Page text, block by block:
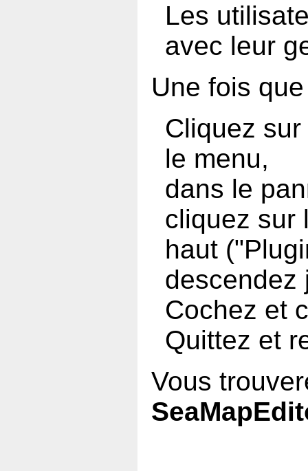
Les
avec leur
Une fois
Cliquez
le menu,
dans le
cliquez sur
haut
descendez
Cochez et
Quittez et
Vous